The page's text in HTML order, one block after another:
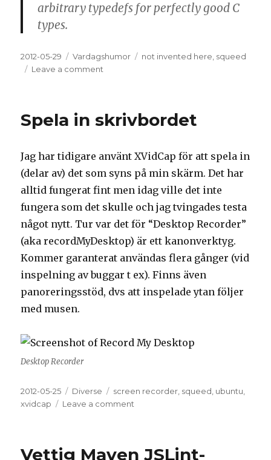
arbitrary typedefs for perfectly good C
types.
Posted
on
2012-05-29 Categories
Vardagshumor Tags
not invented here squeed
Leave a comment
nu
Spela in skrivbordet
Jag har tidigare använt XVidCap för att spela in
(delar av) det som syns på min skärm. Det har
alltid fungerat fint men idag ville det inte
fungera som det skulle och jag tvingades testa
något nytt. Tur var det för “Desktop Recorder”
(aka recordMyDesktop) är ett kanonverktyg.
Kommer garanterat användas flera gånger (vid
inspelning av buggar t ex). Finns även
panoreringsstöd, dvs att inspelade ytan följer
med musen.
Desktop Recorder
Posted
on
2012-05-25 Categories
Diverse Tags
screen recorder squeed ubuntu
xvidcap
Leave a comment
Vettig Maven JSLint-